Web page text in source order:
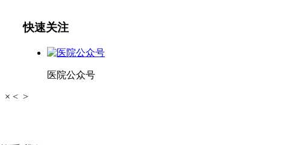
快速关注
医院公众号
× < >